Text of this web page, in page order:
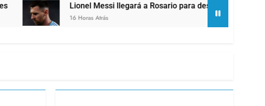
Lionel Messi llegará a Rosario para despedir a su padre Jorge Messi
16 Horas Atrás